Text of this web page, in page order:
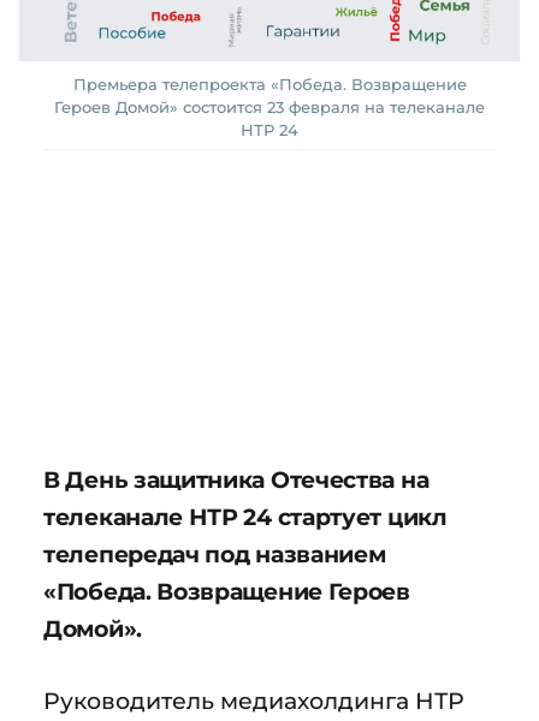
Премьера телепроекта «Победа. Возвращение
Героев Домой» состоится 23 февраля на телеканале
НТР 24
В День защитника Отечества на
телеканале НТР 24 стартует цикл
телепередач под названием
«Победа. Возвращение Героев
Домой».
Руководитель медиахолдинга НТР